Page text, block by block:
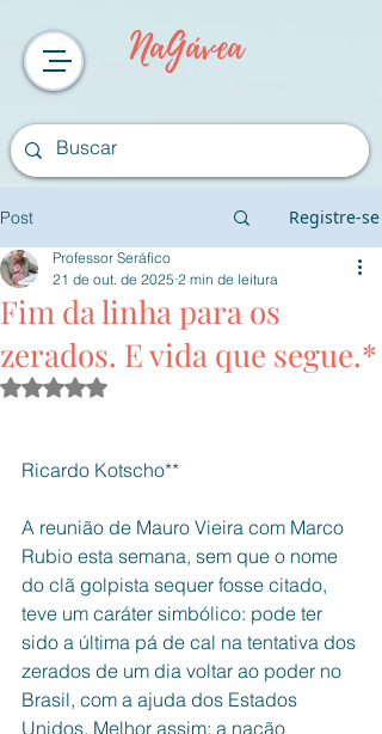
NaGávea
Post Registre-se
Fim da linha para os
zerados. E vida que segue.*
Professor Seráfico
21 de out. de 2025 2 min de leitura
Avaliado com NaN de 5 estrelas.
Ricardo Kotscho**
A reunião de Mauro Vieira com Marco
Rubio esta semana, sem que o nome
do clã golpista sequer fosse citado,
teve um caráter simbólico: pode ter
sido a última pá de cal na tentativa dos
zerados de um dia voltar ao poder no
Brasil, com a ajuda dos Estados
Unidos. Melhor assim: a nação